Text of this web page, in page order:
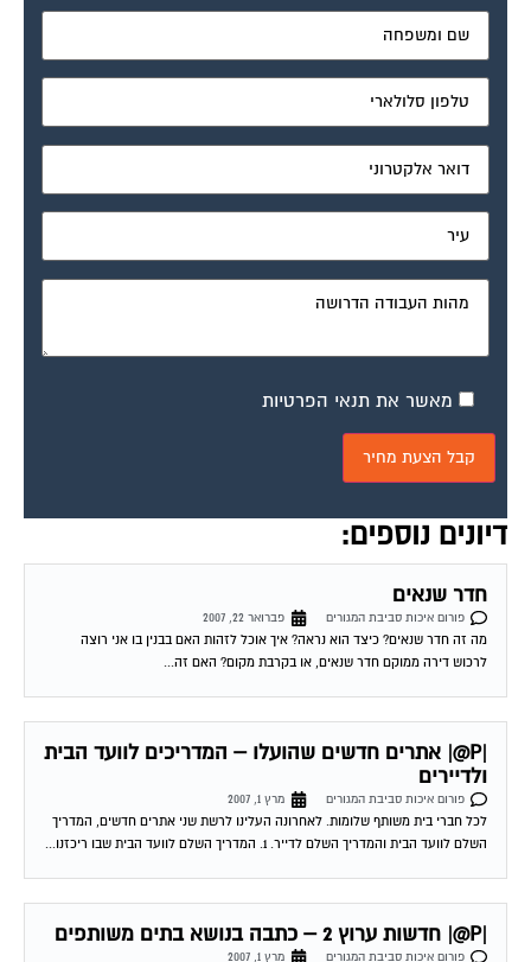
מאשר את תנאי הפרטיות
דיונים נוספים:
חדר שנאים
פורום איכות סביבת המגורים
פברואר 22, 2007
מה זה חדר שנאים? כיצד הוא נראה? איך אוכל לזהות האם בבנין בו אני רוצה
לרכוש דירה ממוקם חדר שנאים, או בקרבת מקום? האם זה...
|P@| אתרים חדשים שהועלו – המדריכים לוועד הבית
ולדיירים
פורום איכות סביבת המגורים
מרץ 1, 2007
לכל חברי בית משותף שלומות. לאחרונה העלינו לרשת שני אתרים חדשים, המדריך
השלם לוועד הבית והמדריך השלם לדייר. 1. המדריך השלם לוועד הבית שבו ריכזנו...
|P@| חדשות ערוץ 2 – כתבה בנושא בתים משותפים
פורום איכות סביבת המגורים
מרץ 1, 2007